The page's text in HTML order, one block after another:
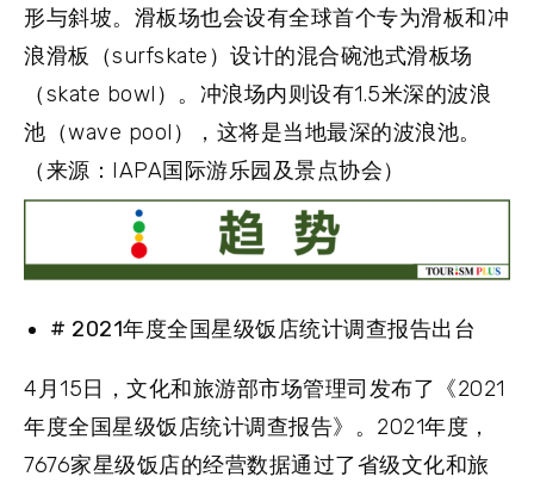
形与斜坡。滑板场也会设有全球首个专为滑板和冲
浪滑板（surfskate）设计的混合碗池式滑板场
（skate bowl）。冲浪场内则设有1.5米深的波浪
池（wave pool），这将是当地最深的波浪池。
（来源：IAPA国际游乐园及景点协会）
# 2021年度全国星级饭店统计调查报告出台
4月15日，文化和旅游部市场管理司发布了《2021
年度全国星级饭店统计调查报告》。2021年度，
7676家星级饭店的经营数据通过了省级文化和旅